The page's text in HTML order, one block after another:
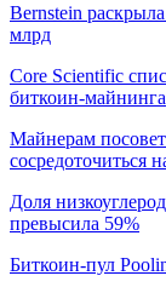
Bernstein
млрд
Core Scientific
биткоин-майнинга
Майнерам
сосредоточиться
Доля
превысила 59%
Биткоин-пул